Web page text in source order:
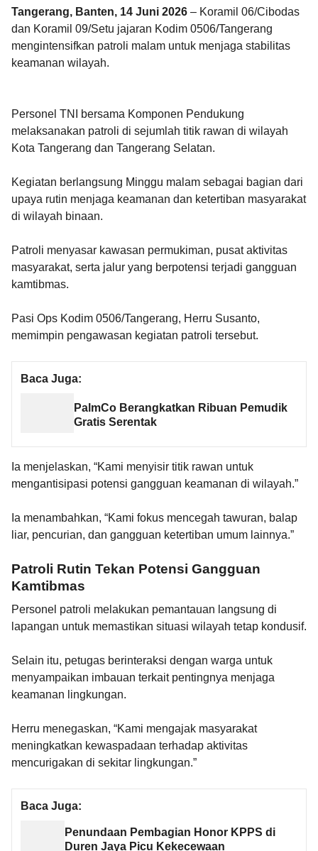
Tangerang, Banten, 14 Juni 2026 – Koramil 06/Cibodas
dan Koramil 09/Setu jajaran Kodim 0506/Tangerang
mengintensifkan patroli malam untuk menjaga stabilitas
keamanan wilayah.
Personel TNI bersama Komponen Pendukung
melaksanakan patroli di sejumlah titik rawan di wilayah
Kota Tangerang dan Tangerang Selatan.
Kegiatan berlangsung Minggu malam sebagai bagian dari
upaya rutin menjaga keamanan dan ketertiban masyarakat
di wilayah binaan.
Patroli menyasar kawasan permukiman, pusat aktivitas
masyarakat, serta jalur yang berpotensi terjadi gangguan
kamtibmas.
Pasi Ops Kodim 0506/Tangerang, Herru Susanto,
memimpin pengawasan kegiatan patroli tersebut.
Baca Juga:
PalmCo Berangkatkan Ribuan Pemudik
Gratis Serentak
Ia menjelaskan, “Kami menyisir titik rawan untuk
mengantisipasi potensi gangguan keamanan di wilayah.”
Ia menambahkan, “Kami fokus mencegah tawuran, balap
liar, pencurian, dan gangguan ketertiban umum lainnya.”
Patroli Rutin Tekan Potensi Gangguan
Kamtibmas
Personel patroli melakukan pemantauan langsung di
lapangan untuk memastikan situasi wilayah tetap kondusif.
Selain itu, petugas berinteraksi dengan warga untuk
menyampaikan imbauan terkait pentingnya menjaga
keamanan lingkungan.
Herru menegaskan, “Kami mengajak masyarakat
meningkatkan kewaspadaan terhadap aktivitas
mencurigakan di sekitar lingkungan.”
Baca Juga:
Penundaan Pembagian Honor KPPS di
Duren Jaya Picu Kekecewaan